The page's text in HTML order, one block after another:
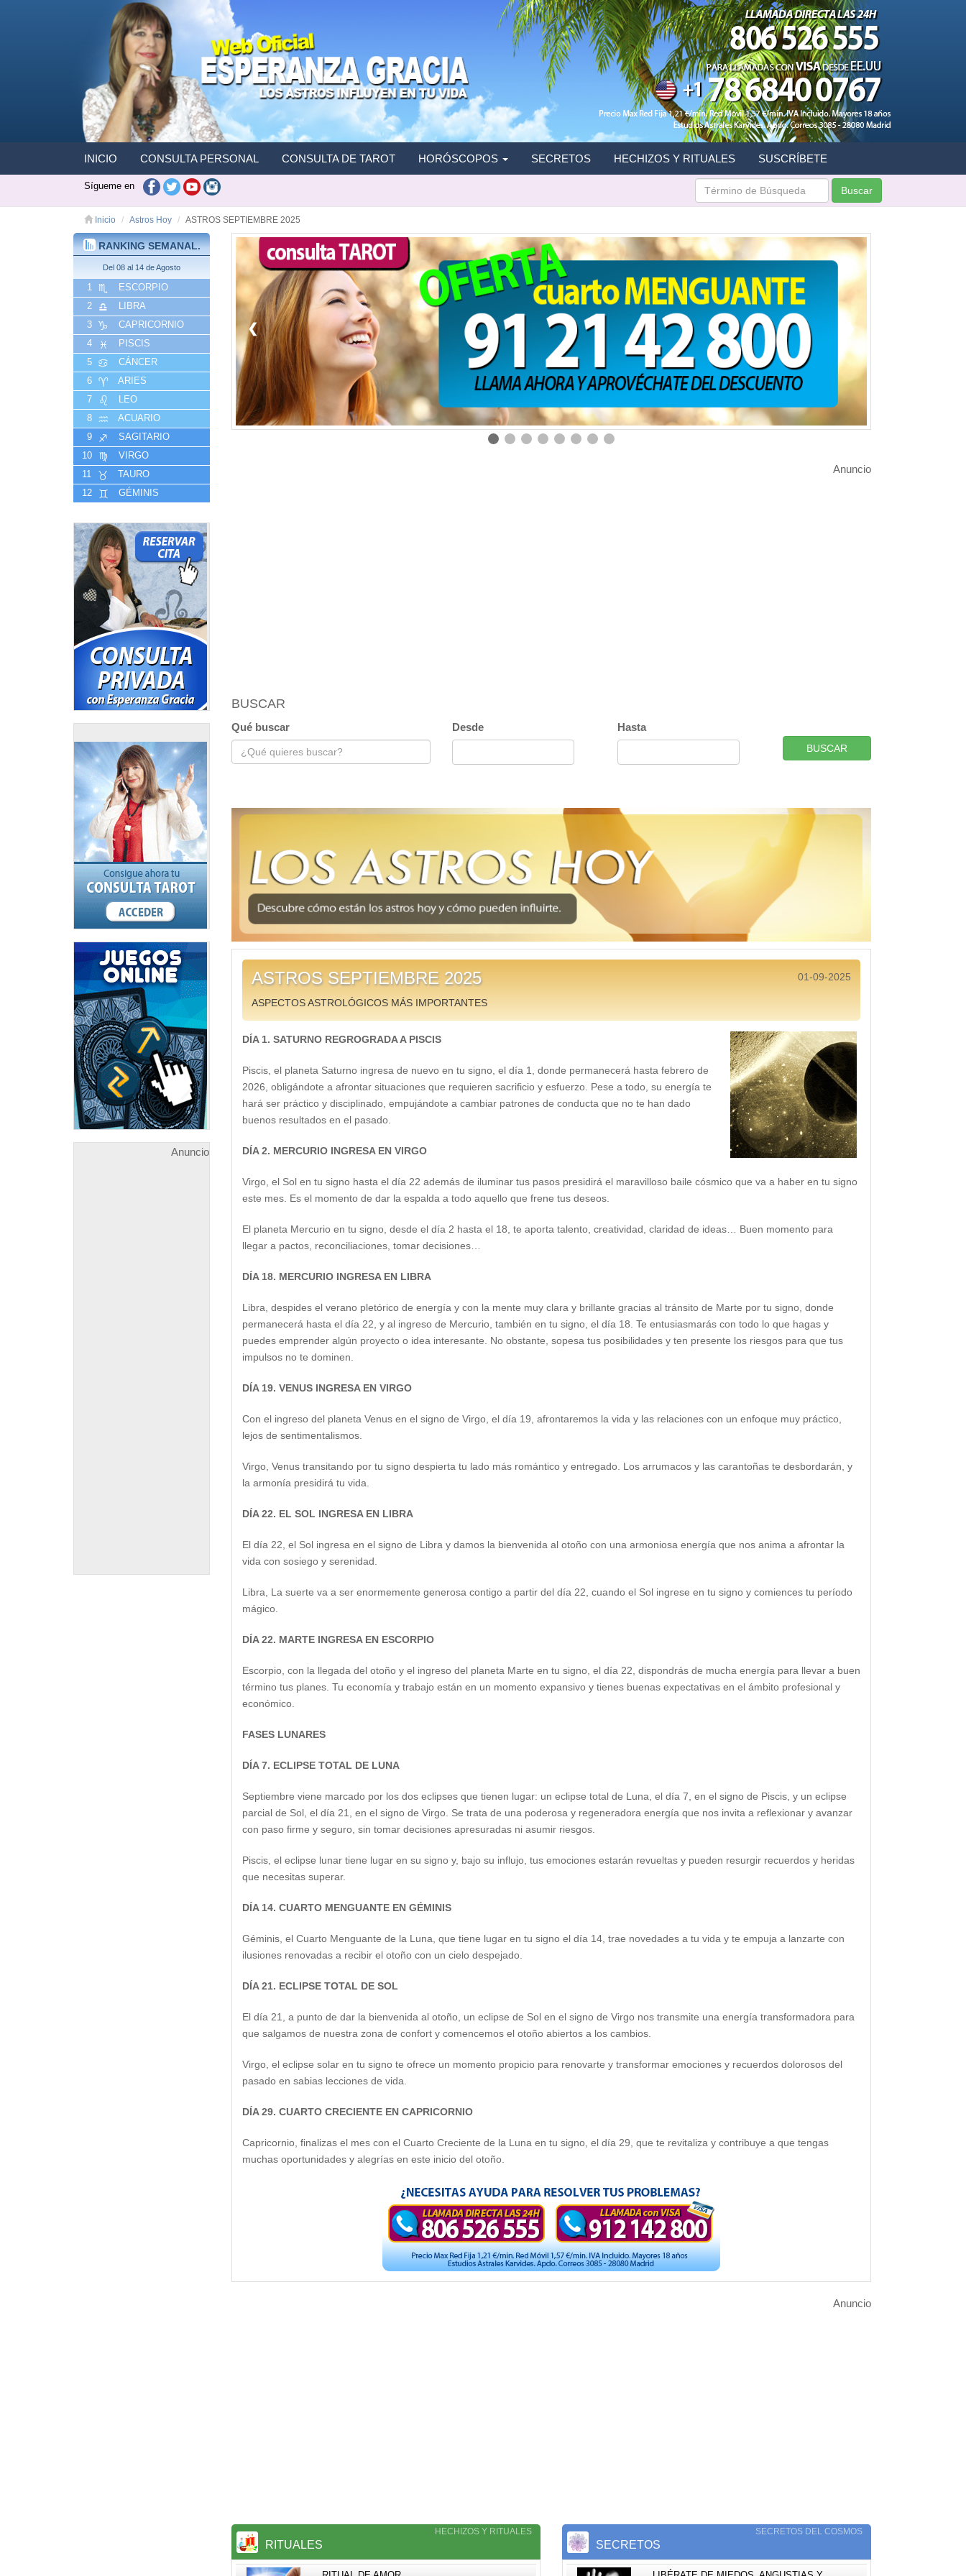
INICIO CONSULTA PERSONAL CONSULTA DE TAROT HORÓSCOPOS SECRETOS HECHIZOS Y RITUALES SUSCRÍBETE
Sígueme en Buscar
Inicio Astros Hoy ASTROS SEPTIEMBRE 2025
RANKING SEMANAL.
Del 08 al 14 de Agosto
1
ESCORPIO
2
LIBRA
3
CAPRICORNIO
4
PISCIS
5
CÁNCER
6
ARIES
7
LEO
8
ACUARIO
9
SAGITARIO
10
VIRGO
11
TAURO
12
GÉMINIS
Anuncio
❮ ❯
Anuncio
BUSCAR
Qué buscar Desde Hasta
BUSCAR
01-09-2025
ASTROS SEPTIEMBRE 2025
ASPECTOS ASTROLÓGICOS MÁS IMPORTANTES
DÍA 1. SATURNO REGROGRADA A PISCIS
Piscis, el planeta Saturno ingresa de nuevo en tu signo, el día 1, donde permanecerá hasta febrero de
2026, obligándote a afrontar situaciones que requieren sacrificio y esfuerzo. Pese a todo, su energía te
hará ser práctico y disciplinado, empujándote a cambiar patrones de conducta que no te han dado
buenos resultados en el pasado.
DÍA 2. MERCURIO INGRESA EN VIRGO
Virgo, el Sol en tu signo hasta el día 22 además de iluminar tus pasos presidirá el maravilloso baile cósmico que va a haber en tu signo
este mes. Es el momento de dar la espalda a todo aquello que frene tus deseos.
El planeta Mercurio en tu signo, desde el día 2 hasta el 18, te aporta talento, creatividad, claridad de ideas… Buen momento para
llegar a pactos, reconciliaciones, tomar decisiones…
DÍA 18. MERCURIO INGRESA EN LIBRA
Libra, despides el verano pletórico de energía y con la mente muy clara y brillante gracias al tránsito de Marte por tu signo, donde
permanecerá hasta el día 22, y al ingreso de Mercurio, también en tu signo, el día 18. Te entusiasmarás con todo lo que hagas y
puedes emprender algún proyecto o idea interesante. No obstante, sopesa tus posibilidades y ten presente los riesgos para que tus
impulsos no te dominen.
DÍA 19. VENUS INGRESA EN VIRGO
Con el ingreso del planeta Venus en el signo de Virgo, el día 19, afrontaremos la vida y las relaciones con un enfoque muy práctico,
lejos de sentimentalismos.
Virgo, Venus transitando por tu signo despierta tu lado más romántico y entregado. Los arrumacos y las carantoñas te desbordarán, y
la armonía presidirá tu vida.
DÍA 22. EL SOL INGRESA EN LIBRA
El día 22, el Sol ingresa en el signo de Libra y damos la bienvenida al otoño con una armoniosa energía que nos anima a afrontar la
vida con sosiego y serenidad.
Libra, La suerte va a ser enormemente generosa contigo a partir del día 22, cuando el Sol ingrese en tu signo y comiences tu período
mágico.
DÍA 22. MARTE INGRESA EN ESCORPIO
Escorpio, con la llegada del otoño y el ingreso del planeta Marte en tu signo, el día 22, dispondrás de mucha energía para llevar a buen
término tus planes. Tu economía y trabajo están en un momento expansivo y tienes buenas expectativas en el ámbito profesional y
económico.
FASES LUNARES
DÍA 7. ECLIPSE TOTAL DE LUNA
Septiembre viene marcado por los dos eclipses que tienen lugar: un eclipse total de Luna, el día 7, en el signo de Piscis, y un eclipse
parcial de Sol, el día 21, en el signo de Virgo. Se trata de una poderosa y regeneradora energía que nos invita a reflexionar y avanzar
con paso firme y seguro, sin tomar decisiones apresuradas ni asumir riesgos.
Piscis, el eclipse lunar tiene lugar en su signo y, bajo su influjo, tus emociones estarán revueltas y pueden resurgir recuerdos y heridas
que necesitas superar.
DÍA 14. CUARTO MENGUANTE EN GÉMINIS
Géminis, el Cuarto Menguante de la Luna, que tiene lugar en tu signo el día 14, trae novedades a tu vida y te empuja a lanzarte con
ilusiones renovadas a recibir el otoño con un cielo despejado.
DÍA 21. ECLIPSE TOTAL DE SOL
El día 21, a punto de dar la bienvenida al otoño, un eclipse de Sol en el signo de Virgo nos transmite una energía transformadora para
que salgamos de nuestra zona de confort y comencemos el otoño abiertos a los cambios.
Virgo, el eclipse solar en tu signo te ofrece un momento propicio para renovarte y transformar emociones y recuerdos dolorosos del
pasado en sabias lecciones de vida.
DÍA 29. CUARTO CRECIENTE EN CAPRICORNIO
Capricornio, finalizas el mes con el Cuarto Creciente de la Luna en tu signo, el día 29, que te revitaliza y contribuye a que tengas
muchas oportunidades y alegrías en este inicio del otoño.
Anuncio
HECHIZOS Y RITUALES
RITUALES
SECRETOS DEL COSMOS
SECRETOS